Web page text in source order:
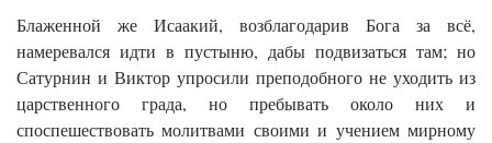
Блаженной же Исаакий, возблагодарив Бога за всё,
намеревался идти в пустыню, дабы подвизаться там; но
Сатурнин и Виктор упросили преподобного не уходить из
царственного града, но пребывать около них и
споспешествовать молитвами своими и учением мирному